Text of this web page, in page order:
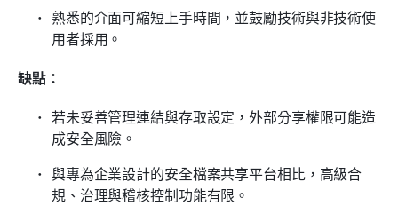
熟悉的介面可縮短上手時間，並鼓勵技術與非技術使
用者採用。
缺點：
若未妥善管理連結與存取設定，外部分享權限可能造
成安全風險。
與專為企業設計的安全檔案共享平台相比，高級合
規、治理與稽核控制功能有限。